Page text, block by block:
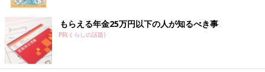
ち運びも楽と満足そうです♪
子どもも大喜び！浮き輪＆折りたためるプール
もらえる年金25万円以下の人が知るべき事
PR(くらしの話題)